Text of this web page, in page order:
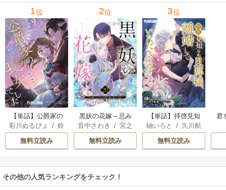
1位
【単話】公爵家の
長女でした
彩川ぬるぴょ /鈴
音さや /
無料立読み
2位
黒妖の花嫁～忌み
嫌われた私が冷酷
大尉に愛されるま
で～
音中さわき /宮之
みやこ
無料立読み
3位
【単話】拝啓見知
らぬ旦那様、離婚
していただきます
紬いろと / 久川航
/ あいるむ
無料立読み
君
その他の人気ランキングをチェック！